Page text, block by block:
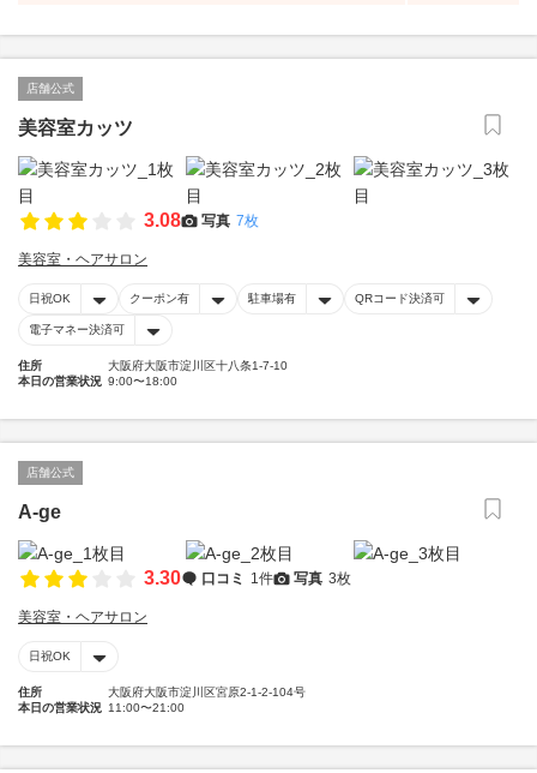
店舗公式
美容室カッツ
3.08 写真 7枚
美容室・ヘアサロン
日祝OK クーポン有 駐車場有 QRコード決済可
電子マネー決済可
住所
大阪府大阪市淀川区十八条1-7-10
本日の営業状況 9:00〜18:00
店舗公式
A-ge
3.30 口コミ 1件 写真 3枚
美容室・ヘアサロン
日祝OK
住所
大阪府大阪市淀川区宮原2-1-2-104号
本日の営業状況 11:00〜21:00